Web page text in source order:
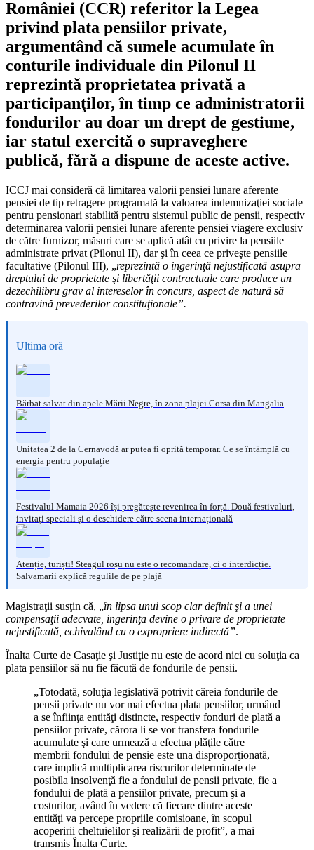
României (CCR) referitor la Legea
privind plata pensiilor private,
argumentând că sumele acumulate în
conturile individuale din Pilonul II
reprezintă proprietatea privată a
participanţilor, în timp ce administratorii
fondurilor au doar un drept de gestiune,
iar statul exercită o supraveghere
publică, fără a dispune de aceste active.
ICCJ mai consideră că limitarea valorii pensiei lunare aferente
pensiei de tip retragere programată la valoarea indemnizaţiei sociale
pentru pensionari stabilită pentru sistemul public de pensii, respectiv
determinarea valorii pensiei lunare aferente pensiei viagere exclusiv
de către furnizor, măsuri care se aplică atât cu privire la pensiile
administrate privat (Pilonul II), dar şi în ceea ce priveşte pensiile
facultative (Pilonul III), „reprezintă o ingerinţă nejustificată asupra
dreptului de proprietate şi libertăţii contractuale care produce un
dezechilibru grav al intereselor în concurs, aspect de natură să
contravină prevederilor constituţionale”.
Ultima oră
Bărbat salvat din apele Mării Negre, în zona plajei Corsa din Mangalia
Unitatea 2 de la Cernavodă ar putea fi oprită temporar. Ce se întâmplă cu
energia pentru populație
Festivalul Mamaia 2026 își pregătește revenirea în forță. Două festivaluri,
invitați speciali și o deschidere către scena internațională
Atenție, turiști! Steagul roșu nu este o recomandare, ci o interdicție.
Salvamarii explică regulile de pe plajă
Magistraţii susţin că, „în lipsa unui scop clar definit şi a unei
compensaţii adecvate, ingerinţa devine o privare de proprietate
nejustificată, echivalând cu o expropriere indirectă”.
Înalta Curte de Casaţie şi Justiţie nu este de acord nici cu soluţia ca
plata pensiilor să nu fie făcută de fondurile de pensii.
„Totodată, soluţia legislativă potrivit căreia fondurile de
pensii private nu vor mai efectua plata pensiilor, urmând
a se înfiinţa entităţi distincte, respectiv fonduri de plată a
pensiilor private, cărora li se vor transfera fondurile
acumulate şi care urmează a efectua plăţile către
membrii fondului de pensie este una disproporţionată,
care implică multiplicarea riscurilor determinate de
posibila insolvenţă fie a fondului de pensii private, fie a
fondului de plată a pensiilor private, precum şi a
costurilor, având în vedere că fiecare dintre aceste
entităţi va percepe propriile comisioane, în scopul
acoperirii cheltuielilor şi realizării de profit”, a mai
transmis Înalta Curte.